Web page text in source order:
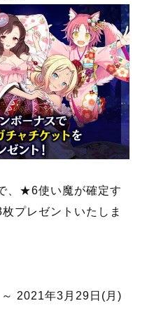
、★6使い魔が確定す
プレゼントいたしま
2021年3月29日(月)